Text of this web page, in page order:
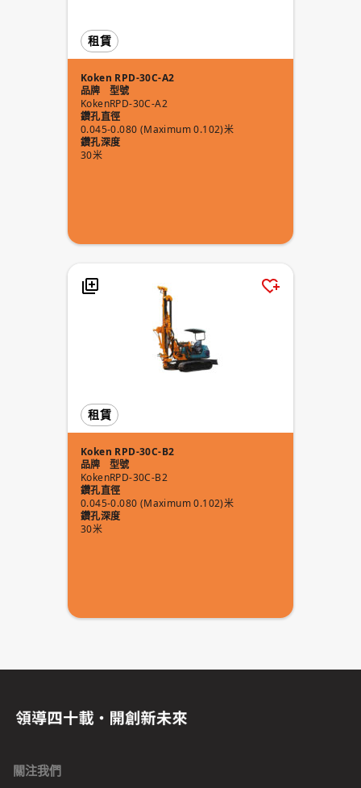
租賃
Koken RPD-30C-A2
品牌
Koken
型號
RPD-30C-A2
鑽孔直徑
0.045-0.080 (Maximum 0.102)米
鑽孔深度
30米
租賃
Koken RPD-30C-B2
品牌
Koken
型號
RPD-30C-B2
鑽孔直徑
0.045-0.080 (Maximum 0.102)米
鑽孔深度
30米
關注我們